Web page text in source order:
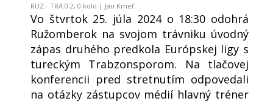
RUZ - TRA 0:2, 0.kolo | Ján Kmeť
Vo štvrtok 25. júla 2024 o 18:30 odohrá
Ružomberok na svojom trávniku úvodný
zápas druhého predkola Európskej ligy s
tureckým Trabzonsporom. Na tlačovej
konferencii pred stretnutím odpovedali
na otázky zástupcov médií hlavný tréner